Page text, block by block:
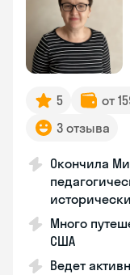
5 от
3 отзыва
Окончила
Много
США
Ведет